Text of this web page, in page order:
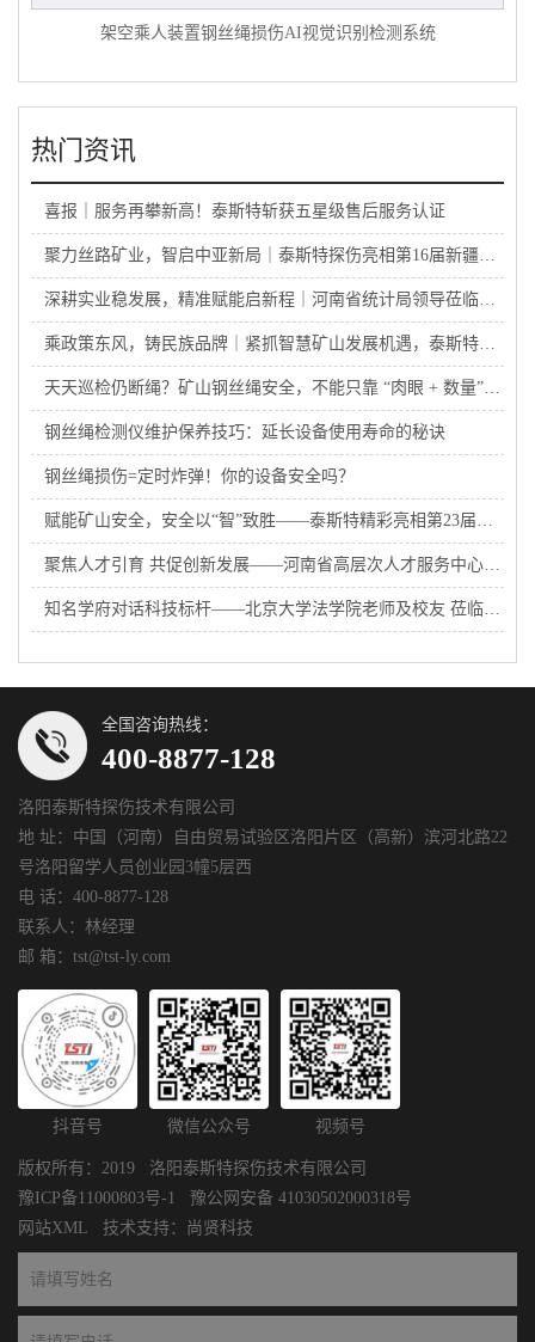
架空乘人装置钢丝绳损伤AI视觉识别检测系统
热门资讯
喜报｜服务再攀新高！泰斯特斩获五星级售后服务认证
钢丝绳检测仪维护保养技巧：延长设备使用寿命的秘诀
钢丝绳损伤=定时炸弹！你的设备安全吗？
全国咨询热线：
400-8877-128
洛阳泰斯特探伤技术有限公司
地 址：中国（河南）自由贸易试验区洛阳片区（高新）滨河北路22
号洛阳留学人员创业园3幢5层西
电 话：400-8877-128
联系人：林经理
邮 箱：tst@tst-ly.com
抖音号 微信公众号 视频号
版权所有：2019 洛阳泰斯特探伤技术有限公司
豫ICP备11000803号-1
豫公网安备 41030502000318号
网站XML 技术支持： 尚贤科技